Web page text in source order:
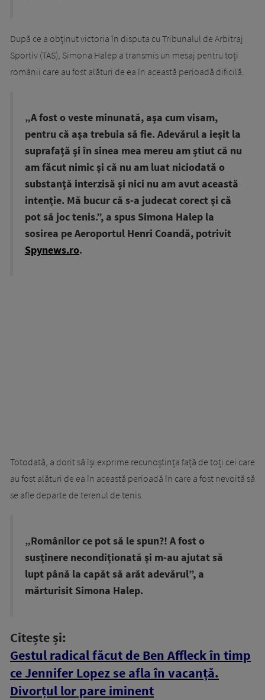
După ce a obținut victoria în disputa cu Tribunalul de Arbitraj
Sportiv (TAS), Simona Halep a transmis un mesaj pentru toți
românii care au fost alături de ea în această perioadă dificilă.
„A fost o veste minunată, aşa cum visam,
pentru că aşa trebuia să fie. Adevărul a ieşit la
suprafaţă şi în sinea mea mereu am ştiut că nu
am făcut nimic şi că nu am luat niciodată o
substanţă interzisă şi nici nu am avut această
intenţie. Mă bucur că s-a judecat corect şi că
pot să joc tenis.”, a spus Simona Halep la
sosirea pe Aeroportul Henri Coandă, potrivit
Spynews.ro.
Totodată, a dorit să își exprime recunoștința față de toți cei care
au fost alături de ea în această perioadă în care a fost nevoită să
se afle departe de terenul de tenis.
„Românilor ce pot să le spun?! A fost o
susţinere necondiţionată şi m-au ajutat să
lupt până la capăt să arăt adevărul”, a
mărturisit Simona Halep.
Citește și:
Gestul radical făcut de Ben Affleck în timp
ce Jennifer Lopez se afla în vacanță.
Divorțul lor pare iminent